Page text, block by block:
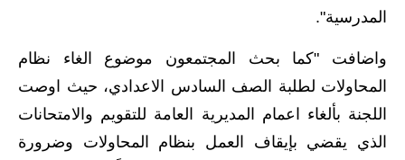
المرحلة الاعدادية
كتب مدرسية
المرحلة الابتدائية
المدرسية".
واضافت "كما بحث المجتمعون موضوع الغاء نظام
المحاولات لطلبة الصف السادس الاعدادي، حيث اوصت
اللجنة بألغاء اعمام المديرية العامة للتقويم والامتحانات
الذي يقضي بإيقاف العمل بنظام المحاولات وضرورة